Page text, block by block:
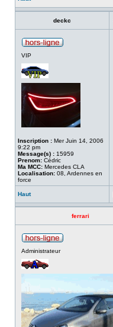
deckc
VIP
Inscription : Mer Juin 14, 2006
9:22 pm
Message(s) : 15959
Prenom: Cédric
Ma MCC: Mercedes CLA
Localisation: 08, Ardennes en
force
Haut
ferrari
Administrateur